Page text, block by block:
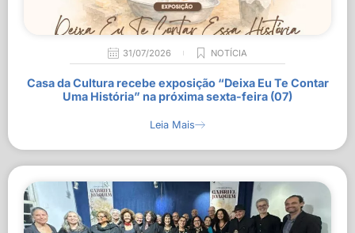
31/07/2026 NOTÍCIA
Casa da Cultura recebe exposição “Deixa Eu Te Contar
Uma História” na próxima sexta-feira (07)
Leia Mais